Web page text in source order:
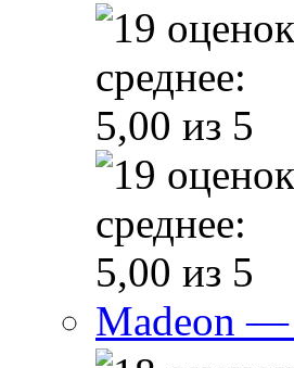
Madeon —